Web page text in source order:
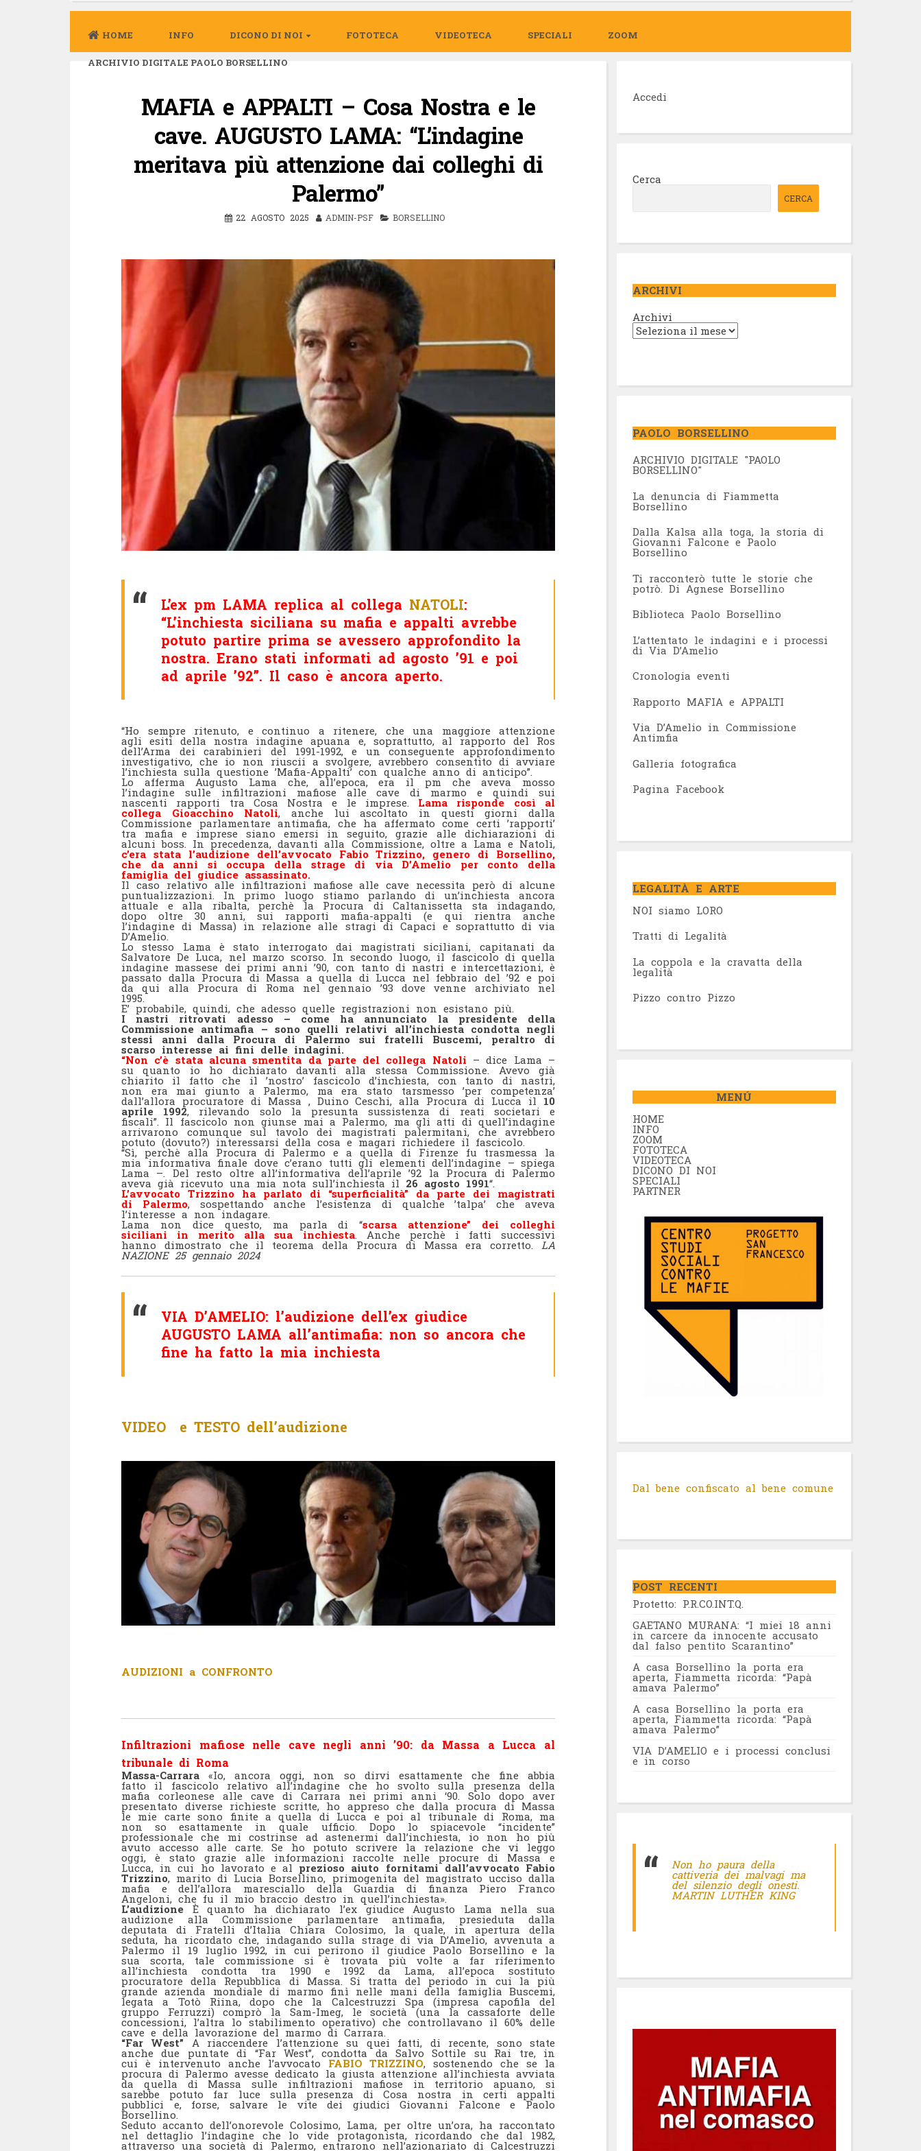
HOME INFO DICONO DI NOI FOTOTECA VIDEOTECA SPECIALI ZOOM
ARCHIVIO DIGITALE PAOLO BORSELLINO
MAFIA e APPALTI – Cosa Nostra e le
cave. AUGUSTO LAMA: “L’indagine
meritava più attenzione dai colleghi di
Palermo”
22 AGOSTO 2025 ADMIN-PSF BORSELLINO
L’ex pm LAMA replica al collega NATOLI:
“L’inchiesta siciliana su mafia e appalti avrebbe
potuto partire prima se avessero approfondito la
nostra. Erano stati informati ad agosto ’91 e poi
ad aprile ’92”. Il caso è ancora aperto.
“Ho sempre ritenuto, e continuo a ritenere, che una maggiore attenzione
agli esiti della nostra indagine apuana e, soprattutto, al rapporto del Ros
dell’Arma dei carabinieri del 1991-1992, e un conseguente approfondimento
investigativo, che io non riuscii a svolgere, avrebbero consentito di avviare
l’inchiesta sulla questione ’Mafia-Appalti’ con qualche anno di anticipo”.
Lo afferma Augusto Lama che, all’epoca, era il pm che aveva mosso
l’indagine sulle infiltrazioni mafiose alle cave di marmo e quindi sui
nascenti rapporti tra Cosa Nostra e le imprese. Lama risponde così al
collega Gioacchino Natoli, anche lui ascoltato in questi giorni dalla
Commissione parlamentare antimafia, che ha affermato come certi ’rapporti’
tra mafia e imprese siano emersi in seguito, grazie alle dichiarazioni di
alcuni boss. In precedenza, davanti alla Commissione, oltre a Lama e Natoli,
c’era stata l’audizione dell’avvocato Fabio Trizzino, genero di Borsellino,
che da anni si occupa della strage di via D’Amelio per conto della
famiglia del giudice assassinato.
Il caso relativo alle infiltrazioni mafiose alle cave necessita però di alcune
puntualizzazioni. In primo luogo stiamo parlando di un’inchiesta ancora
attuale e alla ribalta, perchè la Procura di Caltanissetta sta indagando,
dopo oltre 30 anni, sui rapporti mafia-appalti (e qui rientra anche
l’indagine di Massa) in relazione alle stragi di Capaci e soprattutto di via
D’Amelio.
Lo stesso Lama è stato interrogato dai magistrati siciliani, capitanati da
Salvatore De Luca, nel marzo scorso. In secondo luogo, il fascicolo di quella
indagine massese dei primi anni ’90, con tanto di nastri e intercettazioni, è
passato dalla Procura di Massa a quella di Lucca nel febbraio del ’92 e poi
da qui alla Procura di Roma nel gennaio ’93 dove venne archiviato nel
1995.
E’ probabile, quindi, che adesso quelle registrazioni non esistano più.
I nastri ritrovati adesso – come ha annunciato la presidente della
Commissione antimafia – sono quelli relativi all’inchiesta condotta negli
stessi anni dalla Procura di Palermo sui fratelli Buscemi, peraltro di
scarso interesse ai fini delle indagini.
“Non c’è stata alcuna smentita da parte del collega Natoli – dice Lama –
su quanto io ho dichiarato davanti alla stessa Commissione. Avevo già
chiarito il fatto che il ’nostro’ fascicolo d’inchiesta, con tanto di nastri,
non era mai giunto a Palermo, ma era stato tarsmesso ’per competenza’
dall’allora procuratore di Massa , Duino Ceschi, alla Procura di Lucca il 10
aprile 1992, rilevando solo la presunta sussistenza di reati societari e
fiscali”. Il fascicolo non giunse mai a Palermo, ma gli atti di quell’indagine
arrivarono comunque sul tavolo dei magistrati palermitani, che avrebbero
potuto (dovuto?) interessarsi della cosa e magari richiedere il fascicolo.
“Sì, perchè alla Procura di Palermo e a quella di Firenze fu trasmessa la
mia informativa finale dove c’erano tutti gli elementi dell’indagine – spiega
Lama –. Del resto oltre all’informativa dell’aprile ’92 la Procura di Palermo
aveva già ricevuto una mia nota sull’inchiesta il 26 agosto 1991“.
L’avvocato Trizzino ha parlato di “superficialità” da parte dei magistrati
di Palermo, sospettando anche l’esistenza di qualche ’talpa’ che aveva
l’interesse a non indagare.
Lama non dice questo, ma parla di “scarsa attenzione” dei colleghi
siciliani in merito alla sua inchiesta. Anche perchè i fatti successivi
hanno dimostrato che il teorema della Procura di Massa era corretto. LA
NAZIONE 25 gennaio 2024
VIA D’AMELIO: l’audizione dell’ex giudice
AUGUSTO LAMA all’antimafia: non so ancora che
fine ha fatto la mia inchiesta
VIDEO e TESTO dell’audizione
AUDIZIONI a CONFRONTO
Infiltrazioni mafiose nelle cave negli anni ’90: da Massa a Lucca al
tribunale di Roma
Massa-Carrara«Io, ancora oggi, non so dirvi esattamente che fine abbia
fatto il fascicolo relativo all’indagine che ho svolto sulla presenza della
mafia corleonese alle cave di Carrara nei primi anni ‘90. Solo dopo aver
presentato diverse richieste scritte, ho appreso che dalla procura di Massa
le mie carte sono finite a quella di Lucca e poi al tribunale di Roma, ma
non so esattamente in quale ufficio. Dopo lo spiacevole “incidente”
professionale che mi costrinse ad astenermi dall’inchiesta, io non ho più
avuto accesso alle carte. Se ho potuto scrivere la relazione che vi leggo
oggi, è stato grazie alle informazioni raccolte nelle procure di Massa e
Lucca, in cui ho lavorato e al prezioso aiuto fornitami dall’avvocato Fabio
Trizzino, marito di Lucia Borsellino, primogenita del magistrato ucciso dalla
mafia e dell’allora maresciallo della Guardia di finanza Piero Franco
Angeloni, che fu il mio braccio destro in quell’inchiesta».
L’audizione È quanto ha dichiarato l’ex giudice Augusto Lama nella sua
audizione alla Commissione parlamentare antimafia, presieduta dalla
deputata di Fratelli d’Italia Chiara Colosimo, la quale, in apertura della
seduta, ha ricordato che, indagando sulla strage di via D’Amelio, avvenuta a
Palermo il 19 luglio 1992, in cui perirono il giudice Paolo Borsellino e la
sua scorta, tale commissione si è trovata più volte a far riferimento
all’inchiesta condotta tra 1990 e 1992 da Lama, all’epoca sostituto
procuratore della Repubblica di Massa. Si tratta del periodo in cui la più
grande azienda mondiale di marmo finì nelle mani della famiglia Buscemi,
legata a Totò Riina, dopo che la Calcestruzzi Spa (impresa capofila del
gruppo Ferruzzi) comprò la Sam-Imeg, le società (una la cassaforte delle
concessioni, l’altra lo stabilimento operativo) che controllavano il 60% delle
cave e della lavorazione del marmo di Carrara.
“Far West” A riaccendere l’attenzione su quei fatti, di recente, sono state
anche due puntate di “Far West”, condotta da Salvo Sottile su Rai tre, in
cui è intervenuto anche l’avvocato FABIO TRIZZINO, sostenendo che se la
procura di Palermo avesse dedicato la giusta attenzione all’inchiesta avviata
da quella di Massa sulle infiltrazioni mafiose in territorio apuano, si
sarebbe potuto far luce sulla presenza di Cosa nostra in certi appalti
pubblici e, forse, salvare le vite dei giudici Giovanni Falcone e Paolo
Borsellino.
Seduto accanto dell’onorevole Colosimo, Lama, per oltre un’ora, ha raccontato
nel dettaglio l’indagine che lo vide protagonista, ricordando che dal 1982,
attraverso una società di Palermo, entrarono nell’azionariato di Calcestruzzi
Accedi
Cerca
CERCA
ARCHIVI
Archivi
PAOLO BORSELLINO
ARCHIVIO DIGITALE "PAOLO
BORSELLINO"
La denuncia di Fiammetta
Borsellino
Dalla Kalsa alla toga, la storia di
Giovanni Falcone e Paolo
Borsellino
Ti racconterò tutte le storie che
potrò. Di Agnese Borsellino
Biblioteca Paolo Borsellino
L’attentato le indagini e i processi
di Via D’Amelio
Cronologia eventi
Rapporto MAFIA e APPALTI
Via D’Amelio in Commissione
Antimfia
Galleria fotografica
Pagina Facebook
LEGALITÀ E ARTE
NOI siamo LORO
Tratti di Legalità
La coppola e la cravatta della
legalità
Pizzo contro Pizzo
MENÚ
HOME
INFO
ZOOM
FOTOTECA
VIDEOTECA
DICONO DI NOI
SPECIALI
PARTNER
Dal bene confiscato al bene comune
POST RECENTI
Protetto: P.R.CO.INT.Q.
GAETANO MURANA: “I miei 18 anni
in carcere da innocente accusato
dal falso pentito Scarantino”
A casa Borsellino la porta era
aperta, Fiammetta ricorda: “Papà
amava Palermo”
A casa Borsellino la porta era
aperta, Fiammetta ricorda: “Papà
amava Palermo”
VIA D’AMELIO e i processi conclusi
e in corso
Non ho paura della
cattiveria dei malvagi ma
del silenzio degli onesti.
MARTIN LUTHER KING